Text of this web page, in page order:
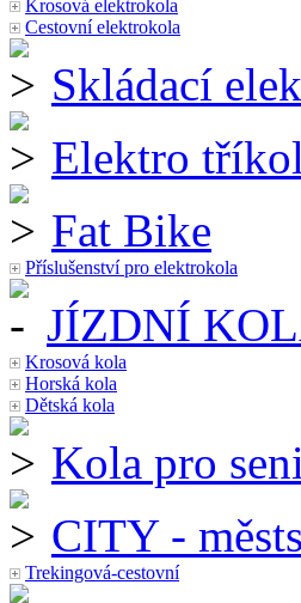
Krosová elektrokola
Cestovní elektrokola
Skládací
Elektro
Fat Bike
Příslušenství pro elektrokola
JÍZDNÍ
Krosová kola
Horská kola
Dětská kola
Kola pro
CITY -
Trekingová-cestovní